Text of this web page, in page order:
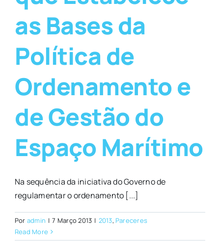
as Bases da
Política de
Ordenamento e
de Gestão do
Espaço Marítimo
Na sequência da iniciativa do Governo de
regulamentar o ordenamento [...]
Por admin | 7 Março 2013 | 2013, Pareceres
Read More